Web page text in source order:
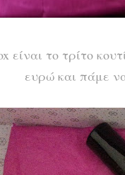
είναι το τρίτο
ευρώ και πάμε